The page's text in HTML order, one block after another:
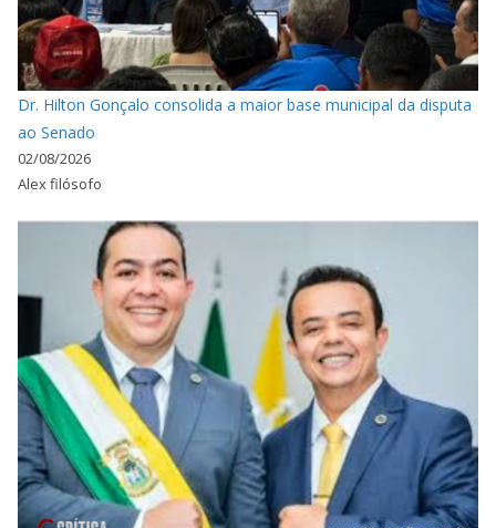
Dr. Hilton Gonçalo consolida a maior base municipal da disputa
ao Senado
02/08/2026
Alex filósofo